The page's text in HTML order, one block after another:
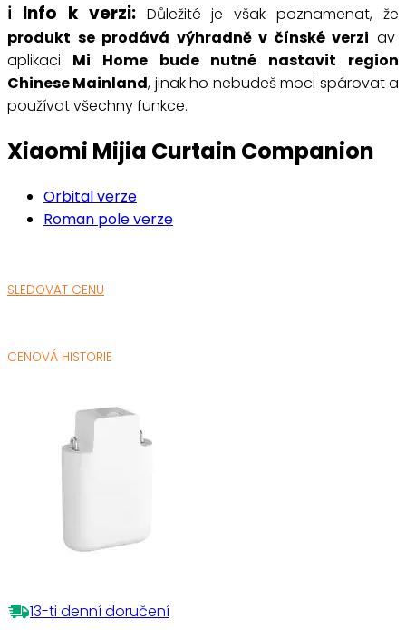
ℹ️ Info k verzi:Důležité je však poznamenat, že
produkt se prodává výhradně v čínské verzi av
aplikaci Mi Home bude nutné nastavit region
Chinese Mainland, jinak ho nebudeš moci spárovat a
používat všechny funkce.
Xiaomi Mijia Curtain Companion
Orbital verze
Roman pole verze
SLEDOVAT CENU
CENOVÁ HISTORIE
13-ti denní doručení